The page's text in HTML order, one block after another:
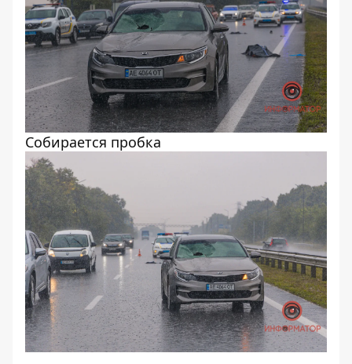
Собирается пробка